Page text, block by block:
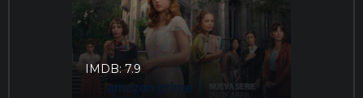
IMDB: 7.9